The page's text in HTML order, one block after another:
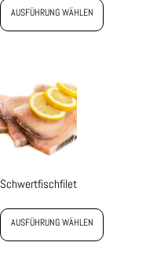
AUSFÜHRUNG WÄHLEN
Schwertfischfilet
AUSFÜHRUNG WÄHLEN